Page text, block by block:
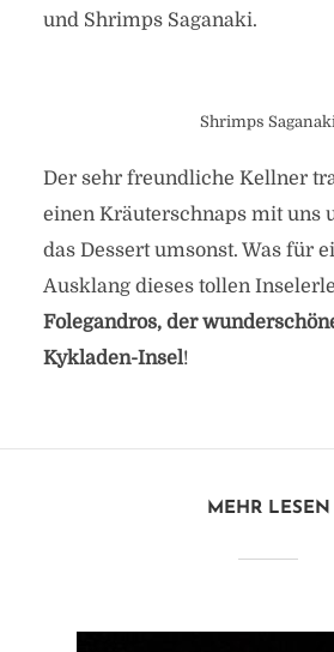
Rückfahrt von
nach Athen –
vonHeide in Allgemein,Athen ,
22. November 2018
2
und Shrimps Saganaki.
Shrimps
Der sehr freundliche Kellner
einen Kräuterschnaps mit uns
das Dessert umsonst. Was für
Ausklang dieses tollen
Folegandros, der
Kykladen-Insel!
MEHR LESEN